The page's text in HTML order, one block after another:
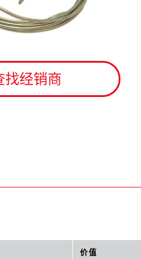
找经销商
价值